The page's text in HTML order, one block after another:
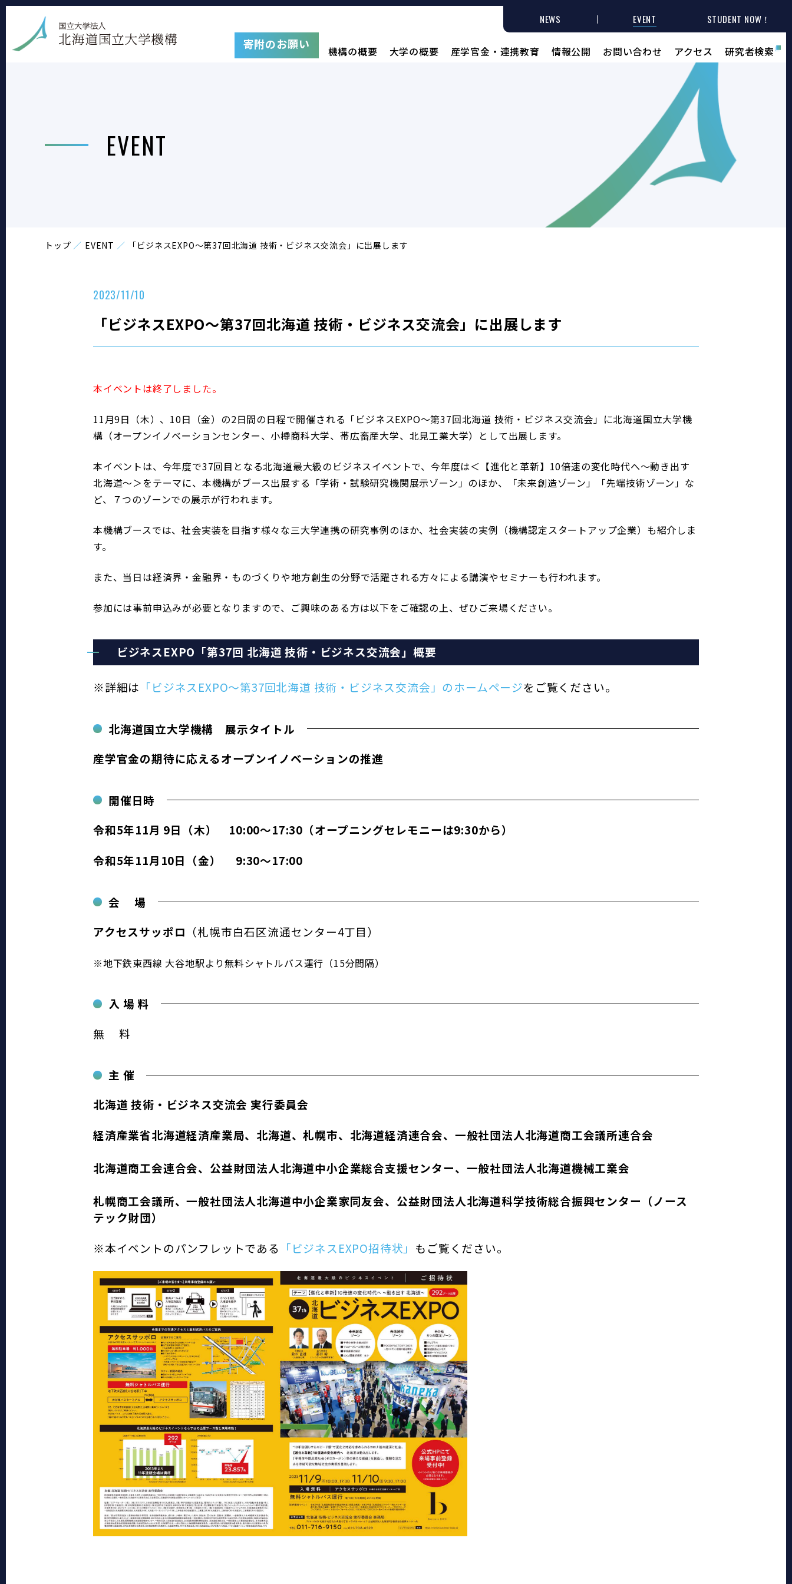
寄附のお願い
NEWS EVENT STUDENT NOW！
機構の概要 大学の概要 産学官金・連携教育 情報公開 お問い合わせ アクセス 研究者検索
EVENT
トップ EVENT 「ビジネスEXPO～第37回北海道 技術・ビジネス交流会」に出展します
2023/11/10
「ビジネスEXPO～第37回北海道 技術・ビジネス交流会」に出展します
本イベントは終了しました。
11月9日（木）、10日（金）の2日間の日程で開催される「ビジネスEXPO～第37回北海道 技術・ビジネス交流会」に北海道国立大学機
構（オープンイノベーションセンター、小樽商科大学、帯広畜産大学、北見工業大学）として出展します。
本イベントは、今年度で37回目となる北海道最大級のビジネスイベントで、 今年度は＜【進化と革新】10倍速の変化時代へ～動き出す
北海道～＞をテーマに、本機構がブース出展する「学術・試験研究機関展示ゾーン」のほか、「未来創造ゾーン」「先端技術ゾーン」な
ど、７つのゾーンでの展示が行われます。
本機構ブースでは、社会実装を目指す様々な三大学連携の研究事例のほか、社会実装の実例（機構認定スタートアップ企業）も紹介しま
す。
また、当日は経済界・金融界・ものづくりや地方創生の分野で活躍される方々による講演やセミナーも行われます。
参加には事前申込みが必要となりますので、 ご興味のある方は以下をご確認の上、ぜひご来場ください。
ビジネスEXPO「第37回 北海道 技術・ビジネス交流会」概要
※詳細は 「ビジネスEXPO～第37回北海道 技術・ビジネス交流会」のホームページをご覧ください。
北海道国立大学機構　展示タイトル
産学官金の期待に応えるオープンイノベーションの推進
開催日時
令和5年11月 9日（木）　10:00～17:30（オープニングセレモニーは9:30から）
令和5年11月10日（金）　 9:30～17:00
会　 場
アクセスサッポロ （札幌市白石区流通センター4丁目）
※地下鉄東西線 大谷地駅より無料シャトルバス運行（15分間隔）
入 場 料
無　 料
主 催
北海道 技術・ビジネス交流会 実行委員会
経済産業省北海道経済産業局、北海道、札幌市、北海道経済連合会、一般社団法人北海道商工会議所連合会
北海道商工会連合会、公益財団法人北海道中小企業総合支援センター、一般社団法人北海道機械工業会
札幌商工会議所、一般社団法人北海道中小企業家同友会、公益財団法人北海道科学技術総合振興センター（ノース
テック財団）
※本イベントのパンフレットである 「ビジネスEXPO招待状」 も ご覧ください。